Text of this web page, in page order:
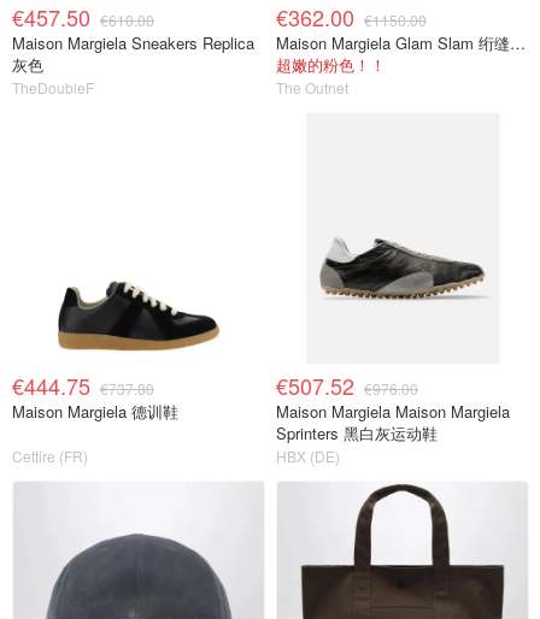
€457.50 €610.00
Maison Margiela Sneakers Replica
灰色
TheDoubleF
€362.00 €1150.00
Maison Margiela Glam Slam 绗缝皮革单肩包 粉色
超嫩的粉色！！
The Outnet
€444.75 €737.80
Maison Margiela 德训鞋
Cettire (FR)
€507.52 €976.00
Maison Margiela Maison Margiela
Sprinters 黑白灰运动鞋
HBX (DE)